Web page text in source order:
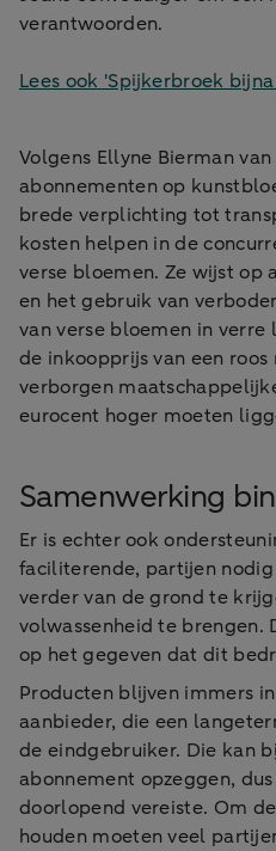
verantwoorden.
Lees ook 'Spijkerbroek
Volgens Ellyne Bierman
abonnementen op
brede verplichting tot
kosten helpen in de
verse bloemen. Ze wijst op
en het gebruik van
van verse bloemen in verre
de inkoopprijs van een
verborgen
eurocent hoger moeten
Samenwerking
Er is echter ook
faciliterende, partijen
verder van de grond te
volwassenheid te brengen.
op het gegeven dat dit
Producten blijven immers
aanbieder, die een
de eindgebruiker. Die kan
abonnement opzeggen,
doorlopend vereiste. Om
houden moeten veel